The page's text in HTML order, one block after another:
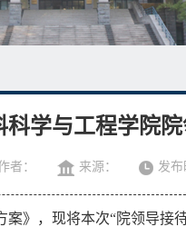
科学与工程学院院
者： 来源： 发布
》，现将本次“院领导接